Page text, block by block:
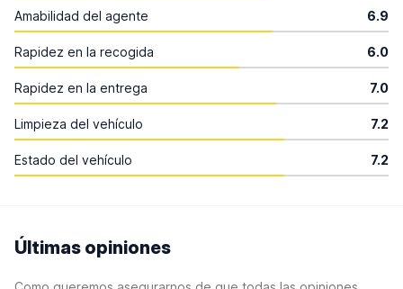
Amabilidad del agente 6.9
Rapidez en la recogida 6.0
Rapidez en la entrega 7.0
Limpieza del vehículo 7.2
Estado del vehículo 7.2
Últimas opiniones